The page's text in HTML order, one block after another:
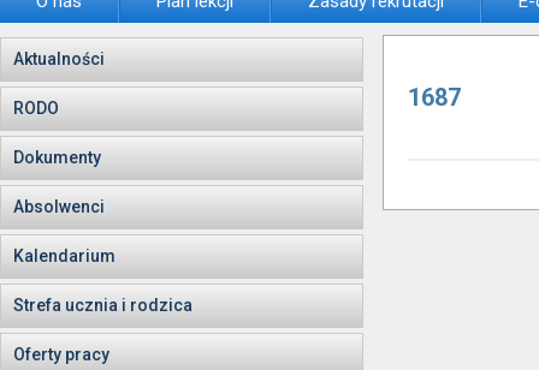
Aktualności
RODO
Dokumenty
Absolwenci
Kalendarium
Strefa ucznia i rodzica
Oferty pracy
1687